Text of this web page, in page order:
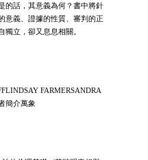
的話，其意義為何？書中將針
意義、證據的性質、審判的正
獨立，卻又息息相關。
FARMERSANDRA
簡介萬象